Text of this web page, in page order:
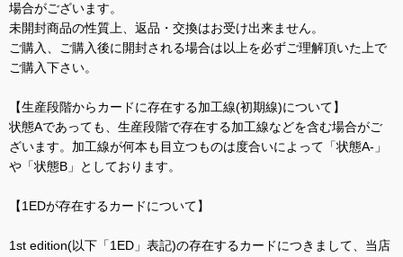
場合がございます。
未開封商品の性質上、返品・交換はお受け出来ません。
ご購入、ご購入後に開封される場合は以上を必ずご理解頂いた上で
ご購入下さい。
【生産段階からカードに存在する加工線(初期線)について】
状態Aであっても、生産段階で存在する加工線などを含む場合がご
ざいます。加工線が何本も目立つものは度合いによって「状態A-」
や「状態B」としております。
【1EDが存在するカードについて】
1st edition(以下「1ED」表記)の存在するカードにつきまして、当店